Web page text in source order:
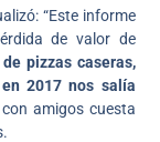
“Este informe
de valor de
pizzas caseras,
2017 nos salía
amigos cuesta